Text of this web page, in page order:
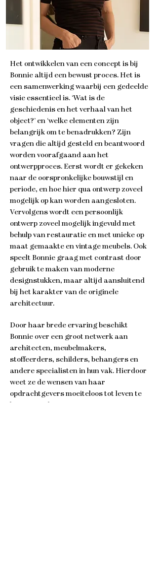
Het ontwikkelen van een concept is bij
Bonnie altijd een bewust proces. Het is
een samenwerking waarbij een gedeelde
visie essentieel is. ‘Wat is de
geschiedenis en het verhaal van het
object?’ en ‘welke elementen zijn
belangrijk om te benadrukken? Zijn
vragen die altijd gesteld en beantwoord
worden voorafgaand aan het
ontwerpproces. Eerst wordt er gekeken
naar de oorspronkelijke bouwstijl en
periode, en hoe hier qua ontwerp zoveel
mogelijk op kan worden aangesloten.
Vervolgens wordt een persoonlijk
ontwerp zoveel mogelijk ingevuld met
behulp van restauratie en met unieke op
maat gemaakte en vintage meubels. Ook
speelt Bonnie graag met contrast door
gebruik te maken van moderne
designstukken, maar altijd aansluitend
bij het karakter van de originele
architectuur.
Door haar brede ervaring beschikt
Bonnie over een groot netwerk aan
architecten, meubelmakers,
stoffeerders, schilders, behangers en
andere specialisten in hun vak. Hierdoor
weet ze de wensen van haar
opdrachtgevers moeiteloos tot leven te